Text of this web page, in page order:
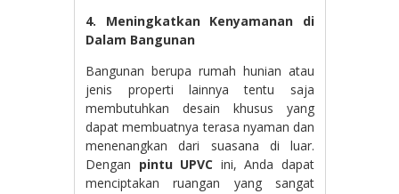
4. Meningkatkan Kenyamanan di
Dalam Bangunan
Bangunan berupa rumah hunian atau
jenis properti lainnya tentu saja
membutuhkan desain khusus yang
dapat membuatnya terasa nyaman dan
menenangkan dari suasana di luar.
Dengan pintu UPVC ini, Anda dapat
menciptakan ruangan yang sangat